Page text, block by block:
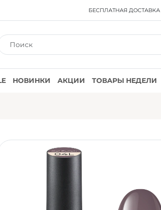
БЕСПЛАТНАЯ ДОСТАВКА
НОВИНКИ АКЦИИ ТОВАРЫ НЕДЕЛИ